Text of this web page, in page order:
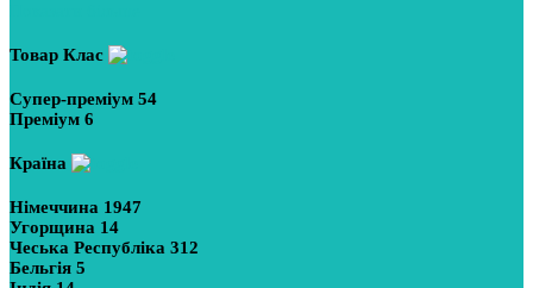
Товар Клас
Супер-преміум 54
Преміум 6
Країна
Німеччина 1947
Угорщина 14
Чеська Республіка 312
Бельгія 5